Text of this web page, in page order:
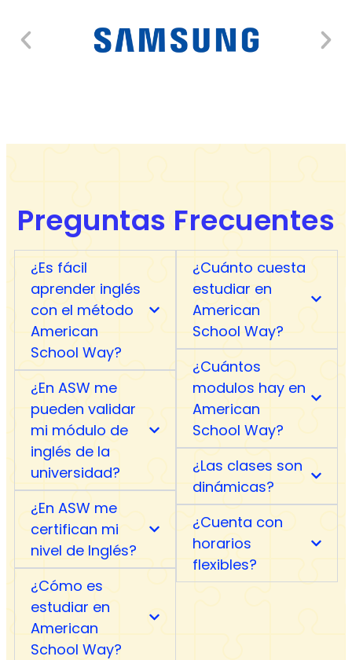
Preguntas Frecuentes
¿Es fácil
aprender inglés
con el método
American
School Way?
¿En ASW me
pueden validar
mi módulo de
inglés de la
universidad?
¿En ASW me
certifican mi
nivel de Inglés?
¿Cómo es
estudiar en
American
School Way?
¿Cuánto cuesta
estudiar en
American
School Way?
¿Cuántos
modulos hay en
American
School Way?
¿Las clases son
dinámicas?
¿Cuenta con
horarios
flexibles?